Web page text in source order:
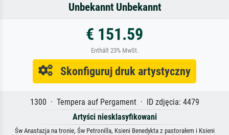
Unbekannt Unbekannt
€ 151.59
Enthält 23% MwSt.
Skonfiguruj druk artystyczny
1300 · Tempera auf Pergament · ID zdjęcia: 4479
Artyści niesklasyfikowani
Św Anastazja na tronie, Św Petronilla, Ksieni Benedykta z pastorałem i Ksieni